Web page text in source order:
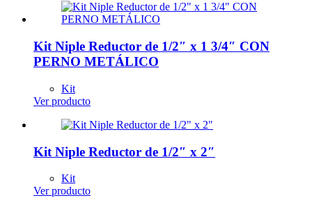
Kit Niple Reductor de 1/2″ x 1 3/4″ CON
PERNO METÁLICO
Kit
Ver producto
Kit Niple Reductor de 1/2″ x 2″
Kit
Ver producto